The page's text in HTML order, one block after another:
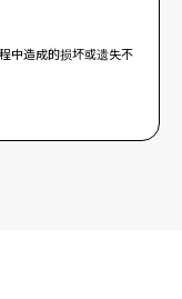
中造成的损坏或遗失不